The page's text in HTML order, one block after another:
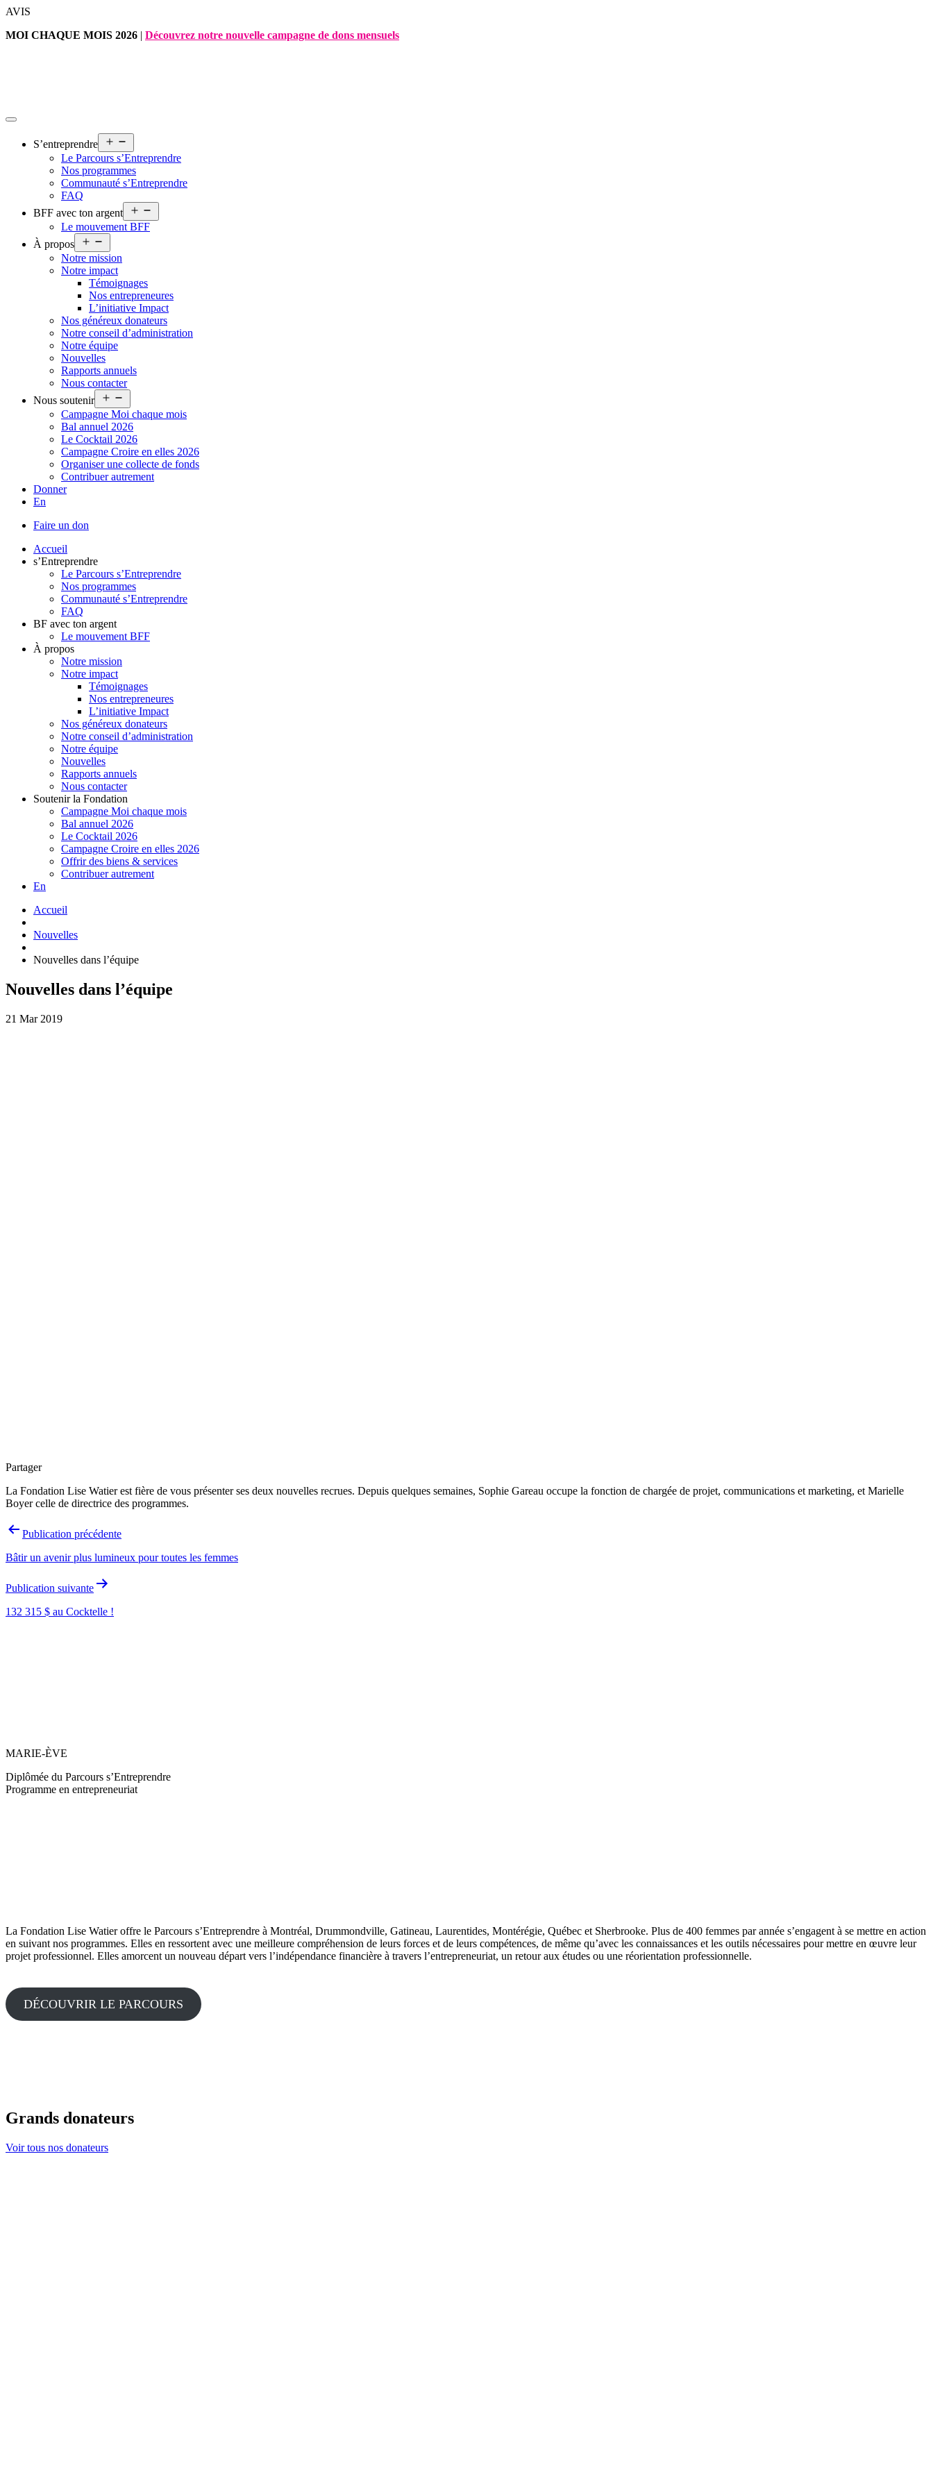
Aller
contenu
AVIS
MOI CHAQUE MOIS 2026 | Découvrez notre nouvelle campagne de dons mensuels
S’entreprendre
le
menu
Le Parcours s’Entreprendre
Nos programmes
Communauté s’Entreprendre
FAQ
BFF avec ton argent
le
Le mouvement BFF
À propos
le
menu
Notre mission
Notre impact
Témoignages
Nos entrepreneures
L’initiative Impact
Nos généreux donateurs
Notre conseil d’administration
Notre équipe
Nouvelles
Rapports annuels
Nous contacter
Nous soutenir
le
menu
Campagne Moi chaque mois
Bal annuel 2026
Le Cocktail 2026
Campagne Croire en elles 2026
Organiser une collecte de fonds
Contribuer autrement
Donner
En
Faire un don
Accueil
s’Entreprendre
Le Parcours s’Entreprendre
Nos programmes
Communauté s’Entreprendre
FAQ
BF avec ton argent
Le mouvement BFF
À propos
Notre mission
Notre impact
Témoignages
Nos entrepreneures
L’initiative Impact
Nos généreux donateurs
Notre conseil d’administration
Notre équipe
Nouvelles
Rapports annuels
Nous contacter
Soutenir la Fondation
Campagne Moi chaque mois
Bal annuel 2026
Le Cocktail 2026
Campagne Croire en elles 2026
Offrir des biens & services
Contribuer autrement
En
Accueil
Nouvelles
Nouvelles dans l’équipe
Nouvelles dans l’équipe
21 Mar 2019
Partager
La Fondation Lise Watier est fière de vous présenter ses deux nouvelles recrues. Depuis quelques semaines, Sophie Gareau occupe la fonction de chargée de projet, communications et marketing, et Marielle
Boyer celle de directrice des programmes.
Navigation
l’article
Publication précédente
Bâtir un avenir plus lumineux pour toutes les femmes
Publication suivante
132 315 $ au Cocktelle !
MARIE-ÈVE
Diplômée du Parcours s’Entreprendre
Programme en entrepreneuriat
La Fondation Lise Watier offre le Parcours s’Entreprendre à Montréal, Drummondville, Gatineau, Laurentides, Montérégie, Québec et Sherbrooke. Plus de 400 femmes par année s’engagent à se mettre en action
en suivant nos programmes. Elles en ressortent avec une meilleure compréhension de leurs forces et de leurs compétences, de même qu’avec les connaissances et les outils nécessaires pour mettre en œuvre leur
projet professionnel. Elles amorcent un nouveau départ vers l’indépendance financière à travers l’entrepreneuriat, un retour aux études ou une réorientation professionnelle.
DÉCOUVRIR LE PARCOURS
Grands donateurs
Voir tous nos donateurs